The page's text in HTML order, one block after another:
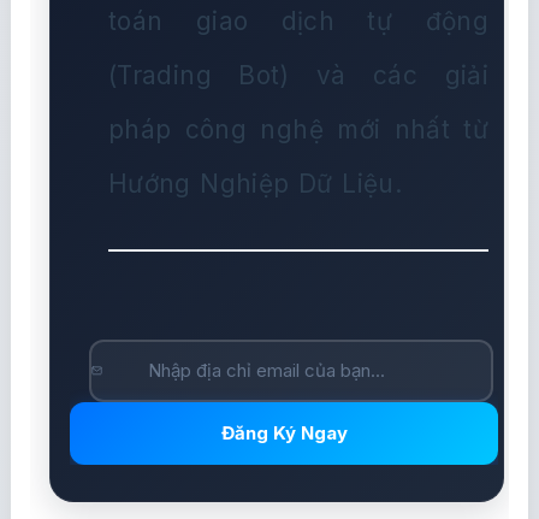
toán giao dịch tự động
(Trading Bot) và các giải
pháp công nghệ mới nhất từ
Hướng Nghiệp Dữ Liệu.
Đăng Ký Ngay